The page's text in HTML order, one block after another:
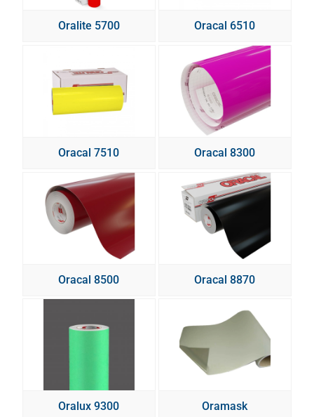
Oralite 5700 Oracal 6510
Oracal 7510 Oracal 8300
Oracal 8500 Oracal 8870
Oralux 9300 Oramask